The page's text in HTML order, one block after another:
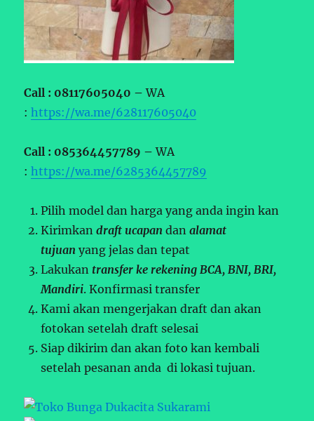
Call : 08117605040 –WA
:https://wa.me/628117605040
Call : 085364457789 –WA
:https://wa.me/6285364457789
Pilih model dan harga yang anda ingin kan
Kirimkandraft ucapan danalamat
tujuan yang jelas dan tepat
Lakukan transfer ke rekening BCA, BNI, BRI,
Mandiri. Konfirmasi transfer
Kami akan mengerjakan draft dan akan
fotokan setelah draft selesai
Siap dikirim dan akan foto kan kembali
setelah pesanan anda di lokasi tujuan.